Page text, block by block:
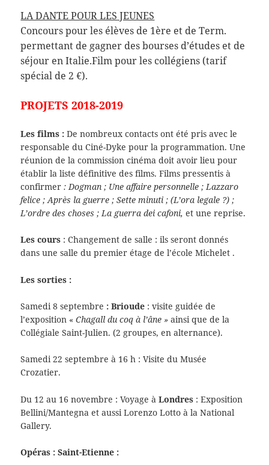
LA DANTE POUR LES JEUNES
Concours pour les élèves de 1ère et de Term.
permettant de gagner des bourses d’études et de
séjour en Italie.Film pour les collégiens (tarif
spécial de 2 €).
PROJETS 2018-2019
Les films :De nombreux contacts ont été pris avec le
responsable du Ciné-Dyke pour la programmation. Une
réunion de la commission cinéma doit avoir lieu pour
établir la liste définitive des films. Films pressentis à
confirmer: Dogman ; Une affaire personnelle ; Lazzaro
felice ; Après la guerre ; Sette minuti ; (L’ora legale ?) ;
L’ordre des choses ; La guerra dei cafoni,et une reprise.
Les cours : Changement de salle : ils seront donnés
dans une salle du premier étage de l’école Michelet .
Les sorties :
Samedi 8 septembre : Brioude : visite guidée de
l’exposition «Chagall du coq à l’âne » ainsi que de la
Collégiale Saint-Julien. (2 groupes, en alternance).
Samedi 22 septembre à 16 h : Visite du Musée
Crozatier.
Du 12 au 16 novembre : Voyage àLondres : Exposition
Bellini/Mantegna et aussi Lorenzo Lotto à la National
Gallery.
Opéras : Saint-Etienne :